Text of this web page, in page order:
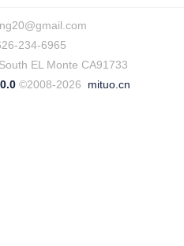
234-6965
EL Monte CA91733
©2008-2026 mituo.cn